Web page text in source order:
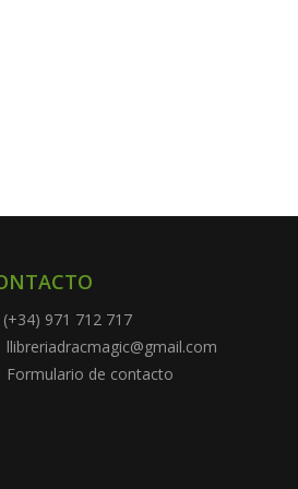
(+34) 971 712 717
llibreriadracmagic@gmail.com
Formulario de contacto